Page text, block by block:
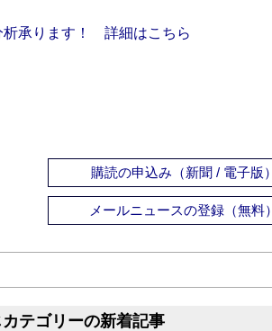
析承ります！ 詳細はこちら
購読の申込み（新聞 / 電子版）
メールニュースの登録（無料）
テゴリーの新着記事